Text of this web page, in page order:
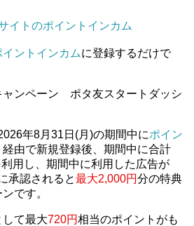
イントインカムに登録するだけで
ンペーン ポタ友スタートダッシ
年8月31日(月)の期間中にポイン
経由で新規登録後、期間中に合計
用し、期間中に利用した広告が
承認されると最大2,000円分の特典
です。
て最大720円相当のポイントがも